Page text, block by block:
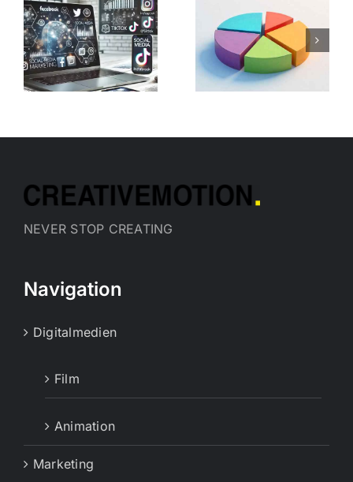
Kostenorientierte
Preispolitik:
Beispiele
und
gründen
kostenlos:
So gelingt
der Start
NEVER STOP CREATING
Navigation
Digitalmedien
Film
Animation
Marketing